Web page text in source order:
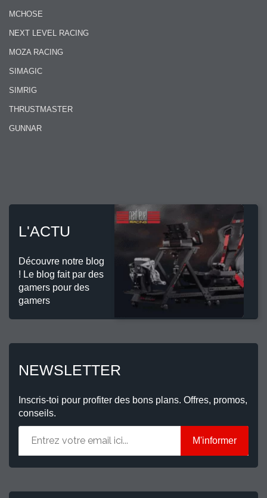
MCHOSE
NEXT LEVEL RACING
MOZA RACING
SIMAGIC
SIMRIG
THRUSTMASTER
GUNNAR
L'ACTU
Découvre notre blog
! Le blog fait par des
gamers pour des
gamers
NEWSLETTER
Inscris-toi pour profiter des bons plans. Offres, promos,
conseils.
M'informer